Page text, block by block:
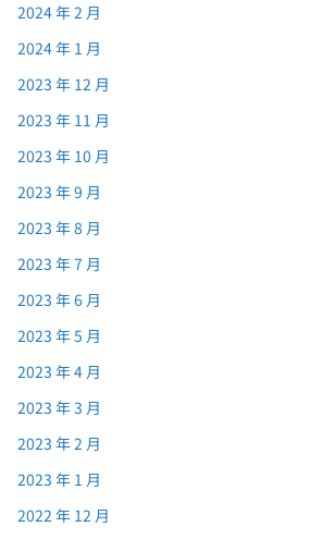
2024 年 2 月
2024 年 1 月
2023 年 12 月
2023 年 11 月
2023 年 10 月
2023 年 9 月
2023 年 8 月
2023 年 7 月
2023 年 6 月
2023 年 5 月
2023 年 4 月
2023 年 3 月
2023 年 2 月
2023 年 1 月
2022 年 12 月